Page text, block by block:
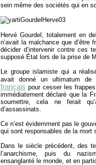
sein même des sociétés qui en
Hervé Gourdel, totalement en
n’avait la malchance que d’être
décider d’intervenir contre ces
supposé État lors de la prise de
Le groupe islamiste qui a
avait donné un ultimatum de
français pour cesser les
immédiatement déclaré que la
soumettre, cela ne ferait
d’assassinats.
Ce n’est évidemment pas le
qui sont responsables de la mort
Dans le siècle précédent, des
l’anarchisme, puis du
ensanglanté le monde, et en